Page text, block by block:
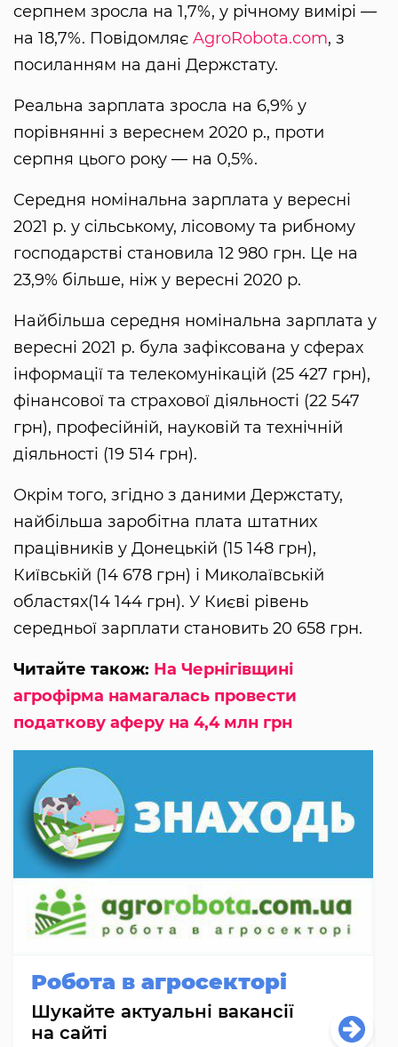
серпнем зросла на 1,7%, у річному вимірі —
на 18,7%. Повідомляє AgroRobota.com, з
посиланням на дані Держстату.
Реальна зарплата зросла на 6,9% у
порівнянні з вереснем 2020 р., проти
серпня цього року — на 0,5%.
Середня номінальна зарплата у вересні
2021 р. у сільському, лісовому та рибному
господарстві становила 12 980 грн. Це на
23,9% більше, ніж у вересні 2020 р.
Найбільша середня номінальна зарплата у
вересні 2021 р. була зафіксована у сферах
інформації та телекомунікацій (25 427 грн),
фінансової та страхової діяльності (22 547
грн), професійній, науковій та технічній
діяльності (19 514 грн).
Окрім того, згідно з даними Держстату,
найбільша заробітна плата штатних
працівників у Донецькій (15 148 грн),
Київській (14 678 грн) і Миколаївській
областях(14 144 грн). У Києві рівень
середньої зарплати становить 20 658 грн.
Читайте також: На Чернігівщині
агрофірма намагалась провести
податкову аферу на 4,4 млн грн
Робота в агросекторі
Шукайте актуальні вакансії
на сайті